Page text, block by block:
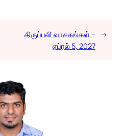
திருப்பலி வாசகங்கள் –
ஏப்ரல் 5, 2027
→